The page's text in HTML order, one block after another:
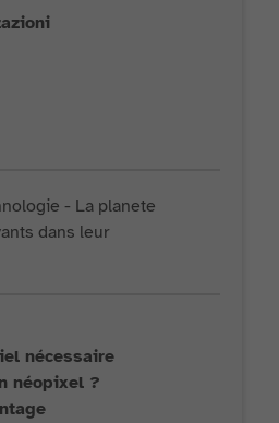
- La planete
dans leur
nécessaire
néopixel ?